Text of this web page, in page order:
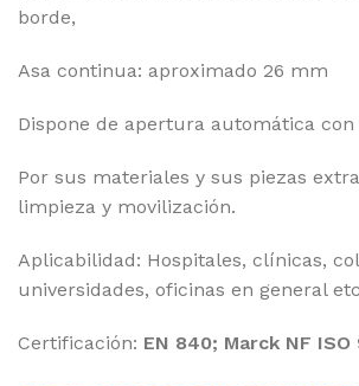
borde,
Asa continua: aproximado 26 mm
Dispone de apertura automática
Por sus materiales y sus piezas
limpieza y movilización.
Aplicabilidad: Hospitales, clínicas,
universidades, oficinas en general
Certificación: EN 840; Marck NF ISO